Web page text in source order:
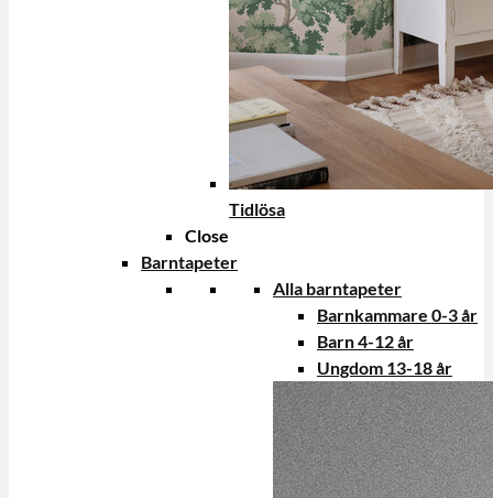
Tidlösa
Close
Barntapeter
Alla barntapeter
Barnkammare 0-3 år
Barn 4-12 år
Ungdom 13-18 år